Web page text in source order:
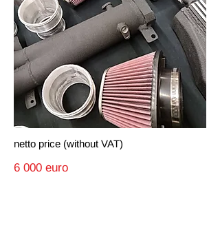
netto price (without VAT)
6 000 euro